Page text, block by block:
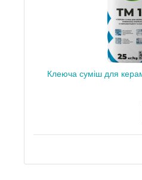
Клеюча суміш для